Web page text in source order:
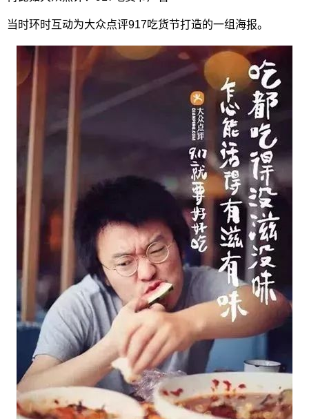
当时环时互动为大众点评917吃货节打造的一组海报。